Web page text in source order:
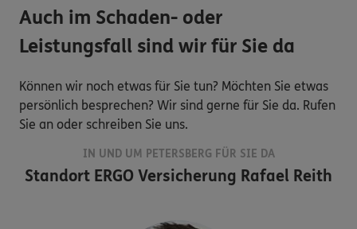
Auch im Schaden- oder
Leistungsfall sind wir für Sie da
Können wir noch etwas für Sie tun? Möchten Sie etwas
persönlich besprechen? Wir sind gerne für Sie da. Rufen
Sie an oder schreiben Sie uns.
IN UND UM PETERSBERG FÜR SIE DA
Standort ERGO Versicherung Rafael Reith